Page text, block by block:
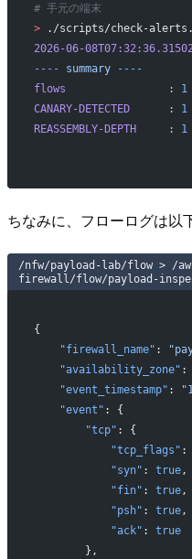
# 手元の端末
> ./scripts/check-
2026-06-
---- summary ----
flows
                :
1
CANARY-DETECTED
      :
1
REASSEMBLY-DEPTH
     :
1
ちなみに、フローログは以
/nfw/payload-lab/flow > /
firewall/flow/payload-
{
    "firewall_name"
:
    "availability_zone"
:
    "event_timestamp"
:
    "event"
: {
        "tcp"
: {
            "tcp_flags"
:
            "syn"
: true,
            "fin"
: true,
            "psh"
: true,
            "ack"
: true
        },